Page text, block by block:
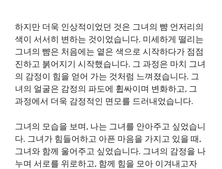
하지만 더욱 인상적이었던 것은 그녀의 뺨 언저리의
색이 서서히 변하는 것이었습니다. 미세하게 떨리는
그녀의 뺨은 처음에는 옅은 색으로 시작하다가 점점
진하고 붉어지기 시작했습니다. 그 과정은 마치 그녀
의 감정이 힘을 얻어 가는 것처럼 느껴졌습니다. 그
녀의 얼굴은 감정의 파도에 휩싸이며 변화하고, 그
과정에서 더욱 감정적인 면모를 드러내었습니다.
그녀의 모습을 보며, 나는 그녀를 안아주고 싶었습니
다. 그녀가 힘들어하고 아픈 마음을 가지고 있을 때,
그녀와 함께 울어주고 싶었습니다. 그녀의 감정을 나
누며 서로를 위로하고, 함께 힘을 모아 이겨내고자